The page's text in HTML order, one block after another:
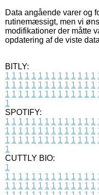
Data angående varer og
rutinemæssigt, men vi
modifikationer der måtte
opdatering af de viste
BITLY:
1 1 1 1 1 1 1 1 1 1 1 1 1 1
1 1 1 1 1 1 1 1 1 1 1 1 1 1
1 1 1 1 1 1 1 1 1 1 1 1 1 1
1
SPOTIFY:
1 1 1 1 1 1 1 1 1 1 1 1 1 1
1 1 1 1 1 1 1 1 1 1 1 1 1 1
1 1 1 1 1 1 1 1 1 1 1 1 1 1
1
CUTTLY BIO:
1
1 1 1 1 1 1 1 1 1 1 1 1 1 1
1 1 1 1 1 1 1 1 1 1 1 1 1 1